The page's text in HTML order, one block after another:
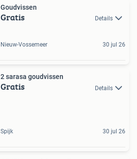
Goudvissen
Gratis Details
Nieuw-Vossemeer 30 jul 26
2 sarasa goudvissen
Gratis Details
Spijk 30 jul 26